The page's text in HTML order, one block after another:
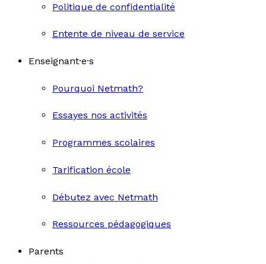
Politique de confidentialité
Entente de niveau de service
Enseignant·e·s
Pourquoi Netmath?
Essayes nos activités
Programmes scolaires
Tarification école
Débutez avec Netmath
Ressources pédagogiques
Parents